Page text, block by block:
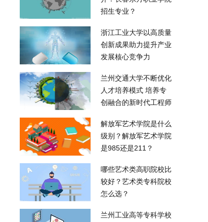
招生专业？
浙江工业大学以高质量
创新成果助力提升产业
发展核心竞争力
兰州交通大学不断优化
人才培养模式 培养专
创融合的新时代工程师
解放军艺术学院是什么
级别？解放军艺术学院
是985还是211？
哪些艺术类高职院校比
较好？艺术类专科院校
怎么选？
兰州工业高等专科学校